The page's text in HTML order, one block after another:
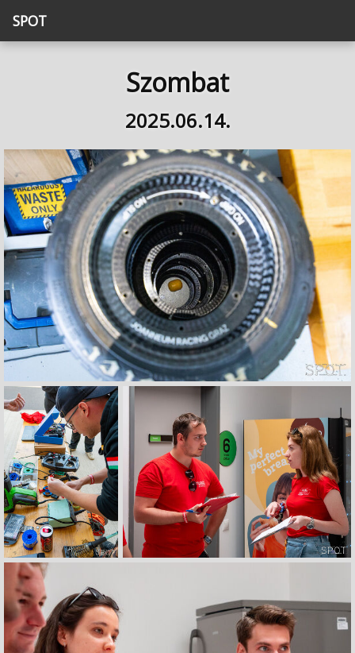
SPOT
Szombat
2025.06.14.